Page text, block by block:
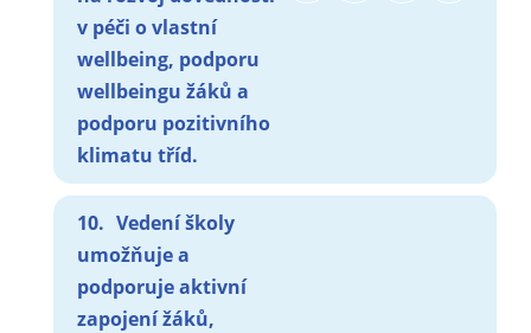
v péči o vlastní
wellbeing, podporu
wellbeingu žáků a
podporu pozitivního
klimatu tříd.
10. Vedení školy
umožňuje a
podporuje aktivní
zapojení žáků,